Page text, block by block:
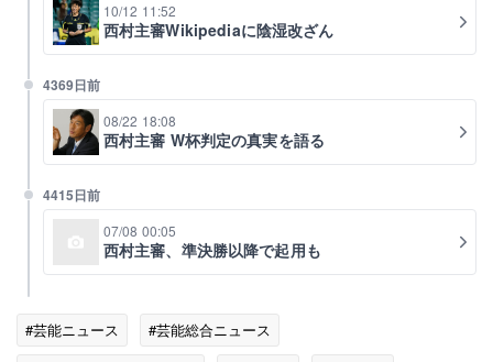
10/12 11:52
西村主審Wikipediaに陰湿改ざん
4369日前
08/22 18:08
西村主審 W杯判定の真実を語る
4415日前
07/08 00:05
西村主審、準決勝以降で起用も
#芸能ニュース
#芸能総合ニュース